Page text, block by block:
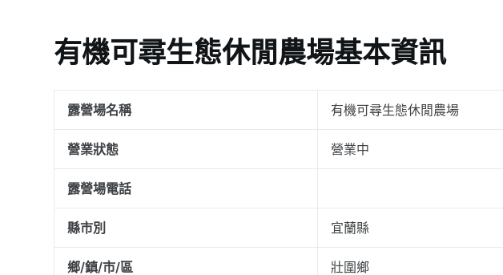
有機可尋生態休閒農場基本資訊
露營場名稱 有機可尋生態休閒農場
營業狀態 營業中
露營場電話
縣市別 宜蘭縣
鄉/鎮/市/區 壯圍鄉